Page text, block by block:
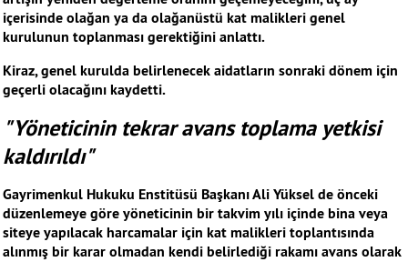
içerisinde olağan ya da olağanüstü kat malikleri genel
kurulunun toplanması gerektiğini anlattı.
Kiraz, genel kurulda belirlenecek aidatların sonraki dönem için
geçerli olacağını kaydetti.
"Yöneticinin tekrar avans toplama yetkisi
kaldırıldı"
Gayrimenkul Hukuku Enstitüsü Başkanı Ali Yüksel de önceki
düzenlemeye göre yöneticinin bir takvim yılı içinde bina veya
siteye yapılacak harcamalar için kat malikleri toplantısında
alınmış bir karar olmadan kendi belirlediği rakamı avans olarak